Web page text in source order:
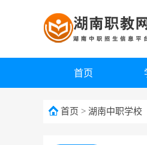
首页
首页 > 湖南中职学校